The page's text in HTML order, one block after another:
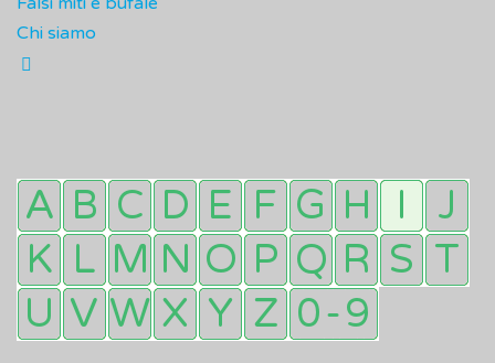
Chi siamo